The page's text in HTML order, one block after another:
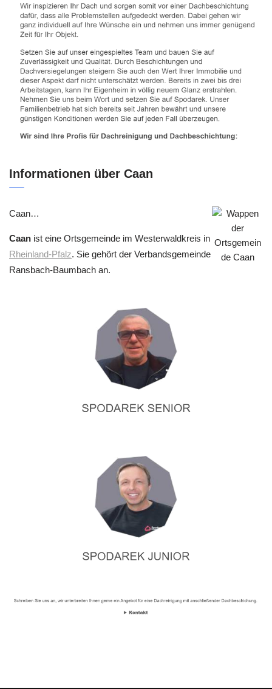
Informationen über Caan
Caan…
Caan ist eine Ortsgemeinde im Westerwaldkreis in
Rheinland-Pfalz. Sie gehört der Verbandsgemeinde
Ransbach-Baumbach an.